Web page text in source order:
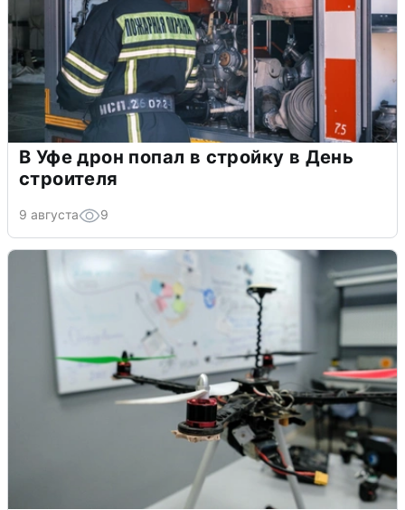
В Уфе дрон попал в стройку в День
строителя
9 августа 9